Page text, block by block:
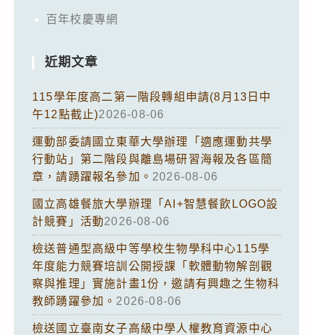
百年校慶專網
近期文章
115學年度高二第一階段轉組申請(8月13日中
午12點截止)2026-08-06
運動部委請國立東華大學辦理「適應運動共學
行動站」第二階段與離島場研習海報及各區簡
章，請踴躍報名參加。 2026-08-06
國立高雄餐旅大學辦理「AI+智慧餐飲LOGO設
計競賽」活動2026-08-06
檢送普通型高級中等學校生物學科中心115學
年度能力競賽培訓公開授課「軟體動物解剖觀
察與推理」實施計畫1份，邀請有興趣之生物科
教師踴躍參加。 2026-08-06
檢送國立臺南女子高級中學人權教育資源中心